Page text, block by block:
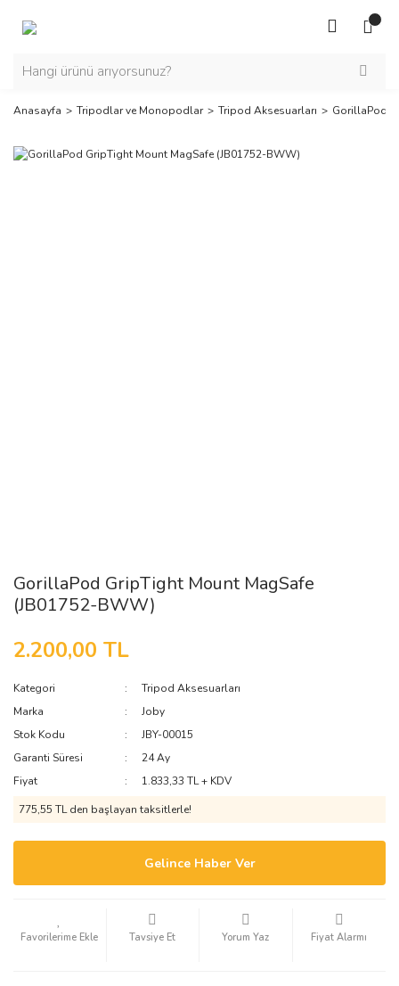
Anasayfa Tripodlar ve Monopodlar Tripod Aksesuarları GorillaPod
GorillaPod GripTight Mount MagSafe
(JB01752-BWW)
2.200,00 TL
Kategori
Tripod Aksesuarları
Marka
Joby
Stok Kodu
JBY-00015
Garanti Süresi
24 Ay
Fiyat
1.833,33 TL + KDV
775,55 TL den başlayan taksitlerle!
Gelince Haber Ver
Tavsiye Et Yorum Yaz Fiyat Alarmı